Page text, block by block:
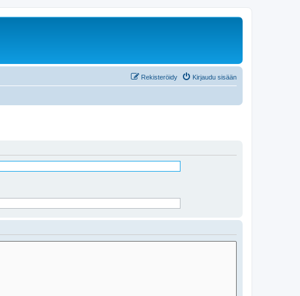
Kirjaudu sisään
Rekisteröidy